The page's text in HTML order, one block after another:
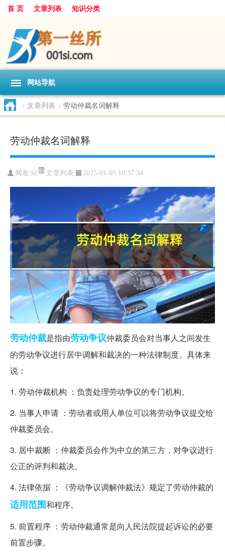
首 页 文章列表 知识分类
网站导航
> 文章列表 > 劳动仲裁名词解释
劳动仲裁名词解释
网友: ld 文章列表 2025-01-05 10:37:34
劳动仲裁是指由劳动争议仲裁委员会对当事人之间发生
的劳动争议进行居中调解和裁决的一种法律制度。具体来
说：
1. 劳动仲裁机构 ：负责处理劳动争议的专门机构。
2. 当事人申请 ：劳动者或用人单位可以将劳动争议提交给
仲裁委员会。
3. 居中裁断 ：仲裁委员会作为中立的第三方，对争议进行
公正的评判和裁决。
4. 法律依据 ：《劳动争议调解仲裁法》规定了劳动仲裁的
适用范围和程序。
5. 前置程序 ：劳动仲裁通常是向人民法院提起诉讼的必要
前置步骤。